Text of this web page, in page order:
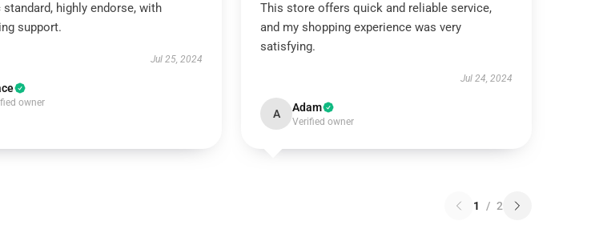
standard, highly endorse, with
support.
Jul 25, 2024
owner
This store offers quick and reliable service,
and my shopping experience was very
satisfying.
Jul 24, 2024
A Adam
Verified owner
1 / 2